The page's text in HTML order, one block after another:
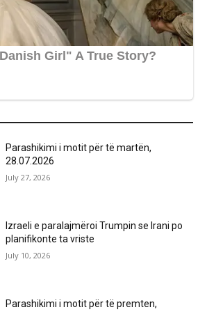
Parashikimi i motit për të martën,
28.07.2026
July 27, 2026
Izraeli e paralajmëroi Trumpin se Irani po
planifikonte ta vriste
July 10, 2026
Parashikimi i motit për të premten,